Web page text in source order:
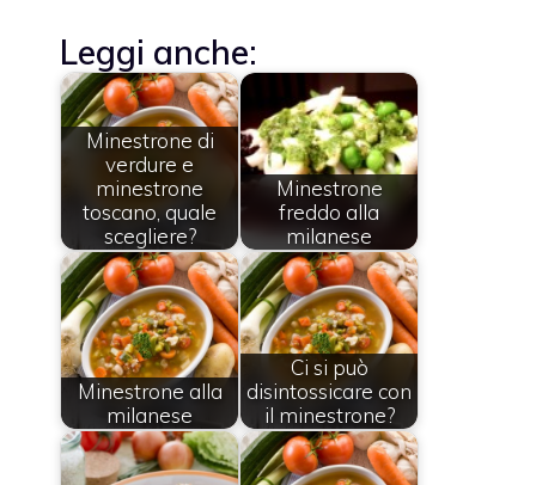
Leggi anche:
Minestrone di
verdure e
minestrone
toscano, quale
scegliere?
Minestrone
freddo alla
milanese
Minestrone alla
milanese
Ci si può
disintossicare con
il minestrone?